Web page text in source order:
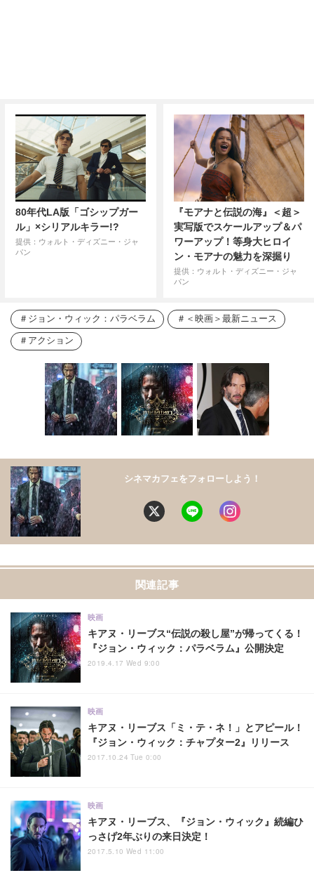
80年代LA版「ゴシップガー
ル」×シリアルキラー!?
提供：ウォルト・ディズニー・ジャ
パン
『モアナと伝説の海』＜超＞
実写版でスケールアップ＆パ
ワーアップ！等身大ヒロイ
ン・モアナの魅力を深掘り
提供：ウォルト・ディズニー・ジャ
パン
ジョン・ウィック：パラベラム ＜映画＞最新ニュース
アクション
シネマカフェをフォローしよう！
関連記事
キアヌ・リーブス“伝説の殺し屋”が帰ってくる！
『ジョン・ウィック：パラベラム』公開決定
映画
2019.4.17 Wed 9:00
キアヌ・リーブス「ミ・テ・ネ！」とアピール！
『ジョン・ウィック：チャプター2』リリース
映画
2017.10.24 Tue 0:00
キアヌ・リーブス、『ジョン・ウィック』続編ひ
っさげ2年ぶりの来日決定！
映画
2017.5.10 Wed 11:00